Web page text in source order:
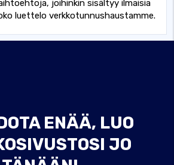
joihinkin sisältyy ilmaisia
luettelo verkkotunnushaustamme.
ENÄÄ, LUO
JO